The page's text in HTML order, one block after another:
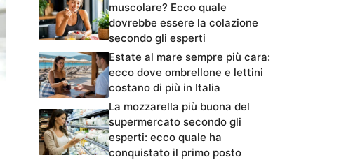
muscolare? Ecco quale
dovrebbe essere la colazione
secondo gli esperti
Estate al mare sempre più cara:
ecco dove ombrellone e lettini
costano di più in Italia
La mozzarella più buona del
supermercato secondo gli
esperti: ecco quale ha
conquistato il primo posto